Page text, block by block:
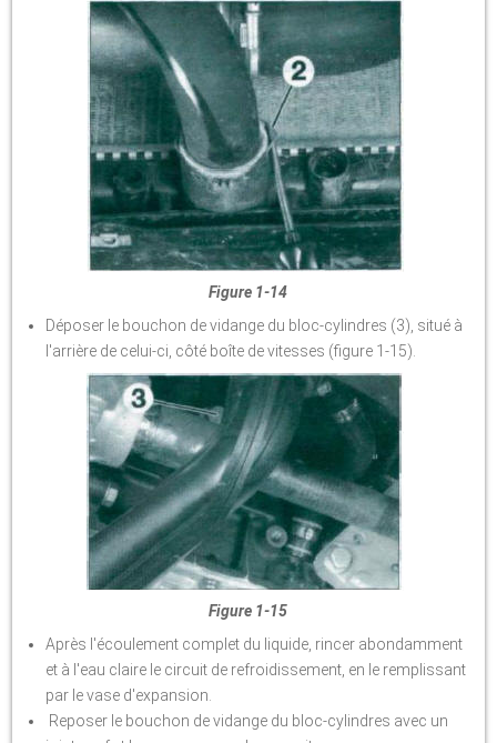
Figure 1-14
Déposer le bouchon de vidange du bloc-cylindres (3), situé à
l'arrière de celui-ci, côté boîte de vitesses (figure 1-15).
Figure 1-15
Après l'écoulement complet du liquide, rincer abondamment
et à l'eau claire le circuit de refroidissement, en le remplissant
par le vase d'expansion.
Reposer le bouchon de vidange du bloc-cylindres avec un